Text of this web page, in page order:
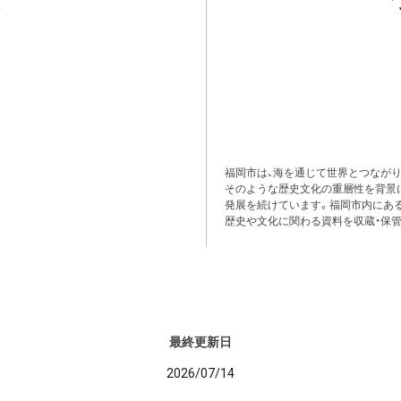
福岡市は、海を通じて世界とつなが
そのような歴史文化の重層性を背景
発展を続けています。福岡市内にあ
歴史や文化に関わる資料を収蔵・保
最終更新日
2026/07/14